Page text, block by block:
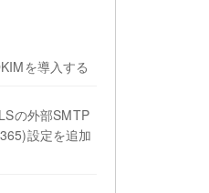
を導入する
の外部SMTP
設定を追加